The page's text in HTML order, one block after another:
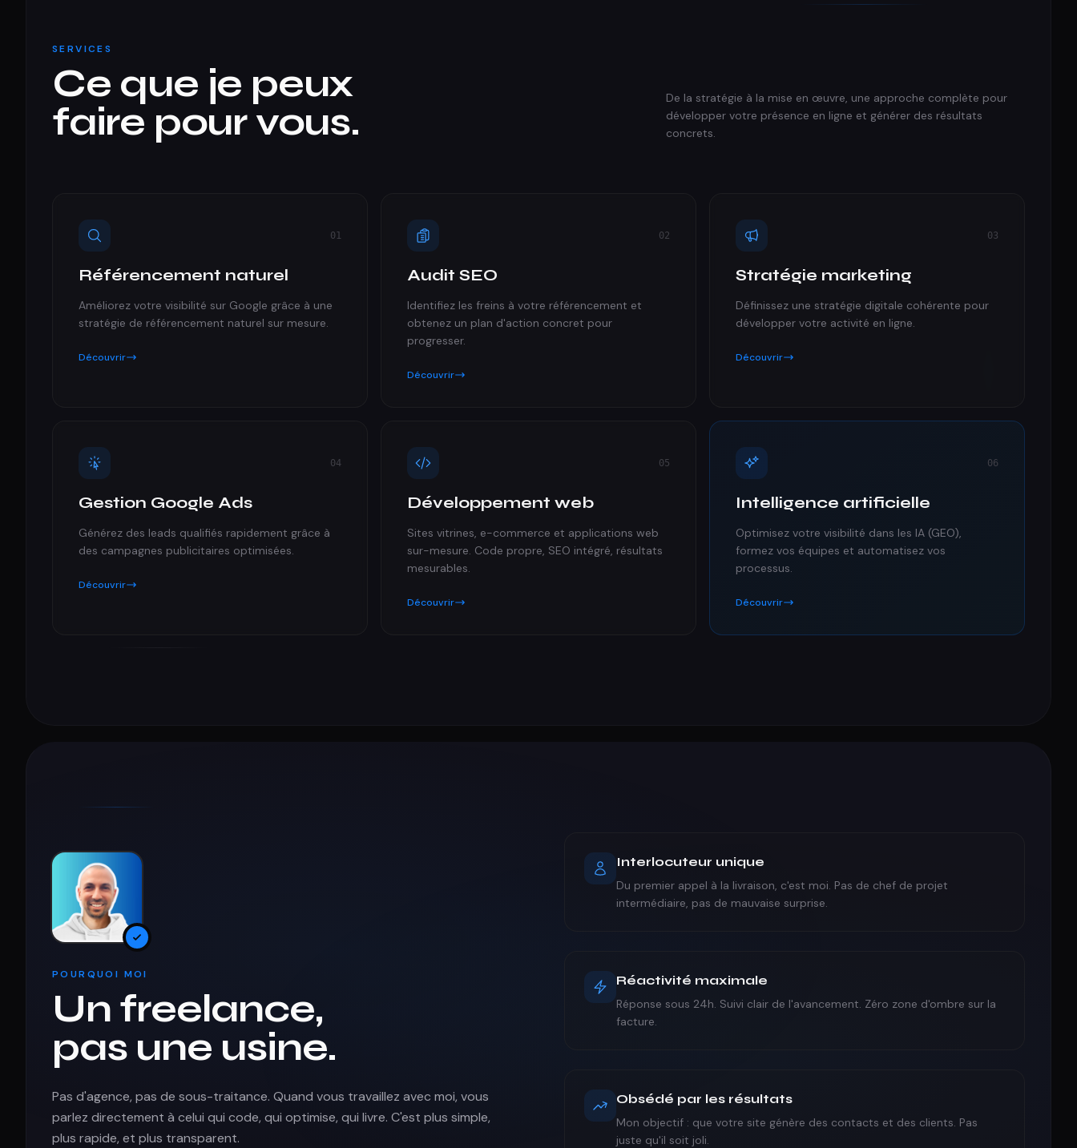
SERVICES
Ce que je peux
faire pour vous.
De la stratégie à la mise en œuvre, une approche complète pour
développer votre présence en ligne et générer des résultats
concrets.
01
Référencement naturel
Améliorez votre visibilité sur Google grâce à une
stratégie de référencement naturel sur mesure.
Découvrir
02
Audit SEO
Identifiez les freins à votre référencement et
obtenez un plan d'action concret pour
progresser.
Découvrir
03
Stratégie marketing
Définissez une stratégie digitale cohérente pour
développer votre activité en ligne.
Découvrir
04
Gestion Google Ads
Générez des leads qualifiés rapidement grâce à
des campagnes publicitaires optimisées.
Découvrir
05
Développement web
Sites vitrines, e-commerce et applications web
sur-mesure. Code propre, SEO intégré, résultats
mesurables.
Découvrir
06
Intelligence artificielle
Optimisez votre visibilité dans les IA (GEO),
formez vos équipes et automatisez vos
processus.
Découvrir
POURQUOI MOI
Un freelance,
pas une usine.
Pas d'agence, pas de sous-traitance. Quand vous travaillez avec moi, vous
parlez directement à celui qui code, qui optimise, qui livre. C'est plus simple,
plus rapide, et plus transparent.
Interlocuteur unique
Du premier appel à la livraison, c'est moi. Pas de chef de projet
intermédiaire, pas de mauvaise surprise.
Réactivité maximale
Réponse sous 24h. Suivi clair de l'avancement. Zéro zone d'ombre sur la
facture.
Obsédé par les résultats
Mon objectif : que votre site génère des contacts et des clients. Pas
juste qu'il soit joli.